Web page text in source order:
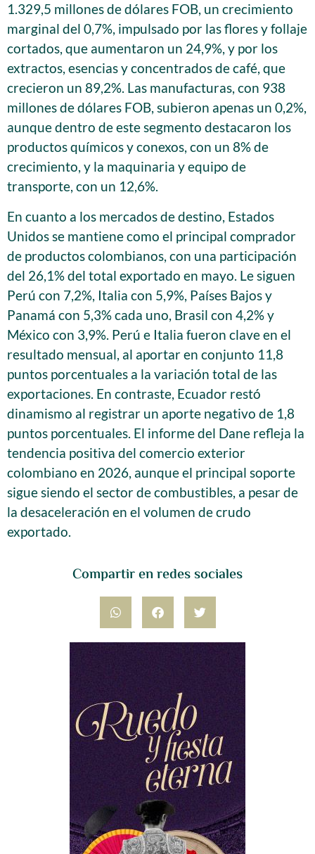
Compartir en redes sociales
1.329,5 millones de dólares FOB, un crecimiento
marginal del 0,7%, impulsado por las flores y follaje
cortados, que aumentaron un 24,9%, y por los
extractos, esencias y concentrados de café, que
crecieron un 89,2%. Las manufacturas, con 938
millones de dólares FOB, subieron apenas un 0,2%,
aunque dentro de este segmento destacaron los
productos químicos y conexos, con un 8% de
crecimiento, y la maquinaria y equipo de
transporte, con un 12,6%.
En cuanto a los mercados de destino, Estados
Unidos se mantiene como el principal comprador
de productos colombianos, con una participación
del 26,1% del total exportado en mayo. Le siguen
Perú con 7,2%, Italia con 5,9%, Países Bajos y
Panamá con 5,3% cada uno, Brasil con 4,2% y
México con 3,9%. Perú e Italia fueron clave en el
resultado mensual, al aportar en conjunto 11,8
puntos porcentuales a la variación total de las
exportaciones. En contraste, Ecuador restó
dinamismo al registrar un aporte negativo de 1,8
puntos porcentuales. El informe del Dane refleja la
tendencia positiva del comercio exterior
colombiano en 2026, aunque el principal soporte
sigue siendo el sector de combustibles, a pesar de
la desaceleración en el volumen de crudo
exportado.